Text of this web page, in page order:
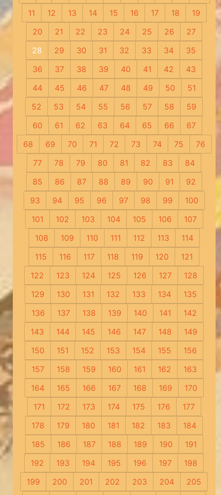
11
12 13 14 15 16 17 18
19
20
21 22 23 24 25 26
27
28
29 30 31 32 33 34
35
36
37 38 39 40 41 42
43
44
45 46 47 48 49 50
51
52
53 54 55 56 57 58
59
60
61 62 63 64 65 66
67
68
69 70 71 72 73 74 75
76
77
78 79 80 81 82 83
84
85
86 87 88 89 90 91
92
93
94 95 96 97 98 99
100
101
102 103 104 105 106
107
108
109 110 111 112 113
114
115
116 117 118 119 120
121
122
123 124 125 126 127
128
129
130 131 132 133 134
135
136
137 138 139 140 141
142
143
144 145 146 147 148
149
150
151 152 153 154 155
156
157
158 159 160 161 162
163
164
165 166 167 168 169
170
171
172 173 174 175 176
177
178
179 180 181 182 183
184
185
186 187 188 189 190
191
192
193 194 195 196 197
198
199
200 201 202 203 204
205